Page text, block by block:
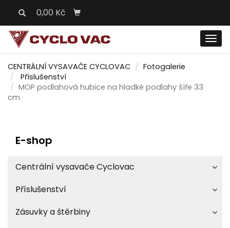
0,00 Kč
CENTRÁLNÍ VYSAVAČE CYCLOVAC
Fotogalerie
Příslušenství
MOP podlahová hubice na hladké podlahy šíře 33
cm
E-shop
Centrální vysavače Cyclovac
Příslušenství
Zásuvky a štěrbiny